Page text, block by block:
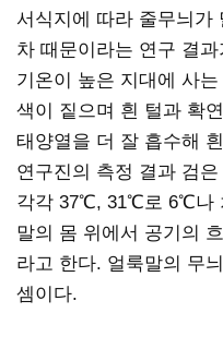
서식지에 따라 줄무늬가
차 때문이라는 연구 결
기온이 높은 지대에 사
색이 짙으며 흰 털과 확
태양열을 더 잘 흡수해
연구진의 측정 결과 검
각각 37℃, 31℃로 6℃나
말의 몸 위에서 공기의
라고 한다. 얼룩말의 무
셈이다.